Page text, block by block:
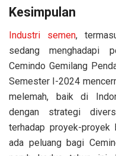
Kesimpulan
Industri semen,
sedang menghadapi
Cemindo Gemilang
Semester I-2024
melemah, baik di
dengan strategi
terhadap proyek-proyek
ada peluang bagi